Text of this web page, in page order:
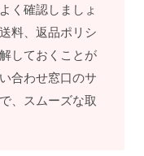
く確認しましょ
料、返品ポリシ
しておくことが
合わせ窓口のサ
、スムーズな取